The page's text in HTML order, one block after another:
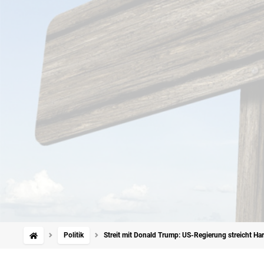
Politik Streit mit Donald Trump: US-Regierung streicht